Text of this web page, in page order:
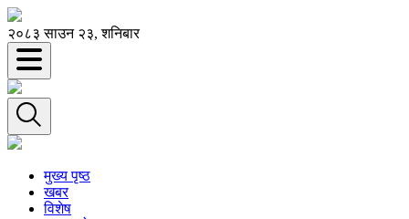
२०८३ साउन २३, शनिबार
मुख्य पृष्ठ
खबर
विशेष